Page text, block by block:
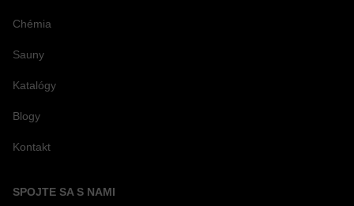
Chémia
Sauny
Katalógy
Blogy
Kontakt
SPOJTE SA S NAMI